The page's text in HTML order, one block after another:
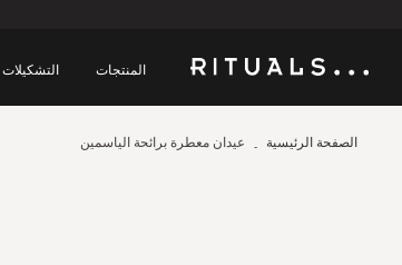
المنتجات التشكيلات
الصفحة الرئيسية عيدان معطرة برائحة الياسمين